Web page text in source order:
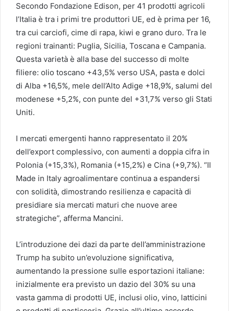
Secondo Fondazione Edison, per 41 prodotti agricoli
l’Italia è tra i primi tre produttori UE, ed è prima per 16,
tra cui carciofi, cime di rapa, kiwi e grano duro. Tra le
regioni trainanti: Puglia, Sicilia, Toscana e Campania.
Questa varietà è alla base del successo di molte
filiere: olio toscano +43,5% verso USA, pasta e dolci
di Alba +16,5%, mele dell’Alto Adige +18,9%, salumi del
modenese +5,2%, con punte del +31,7% verso gli Stati
Uniti.
I mercati emergenti hanno rappresentato il 20%
dell’export complessivo, con aumenti a doppia cifra in
Polonia (+15,3%), Romania (+15,2%) e Cina (+9,7%). “Il
Made in Italy agroalimentare continua a espandersi
con solidità, dimostrando resilienza e capacità di
presidiare sia mercati maturi che nuove aree
strategiche”, afferma Mancini.
L’introduzione dei dazi da parte dell’amministrazione
Trump ha subito un’evoluzione significativa,
aumentando la pressione sulle esportazioni italiane:
inizialmente era previsto un dazio del 30% su una
vasta gamma di prodotti UE, inclusi olio, vino, latticini